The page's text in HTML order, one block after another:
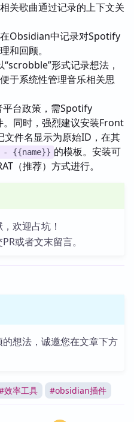
关歌曲通过记录的上下文关
在Obsidian中记录对Spotify
和回顾。
形式记录想法，
于系统性管理音乐相关思
平台政策，需Spotify
同时，强烈建议安装Front
件名显示为原始ID，在其
{{name}} 的模板。安装可
（推荐）方式进行。
欢迎占坑！
或者文末留言。
想法，诚邀您在文章下方
效率工具 #obsidian插件